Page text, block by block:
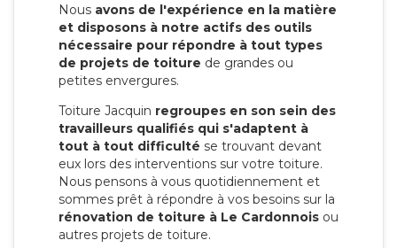
Nous avons de l'expérience en la matière
et disposons à notre actifs des outils
nécessaire pour répondre à tout types
de projets de toiture de grandes ou
petites envergures.
Toiture Jacquin regroupes en son sein des
travailleurs qualifiés qui s'adaptent à
tout à tout difficulté se trouvant devant
eux lors des interventions sur votre toiture.
Nous pensons à vous quotidiennement et
sommes prêt à répondre à vos besoins sur la
rénovation de toiture à Le Cardonnois ou
autres projets de toiture.